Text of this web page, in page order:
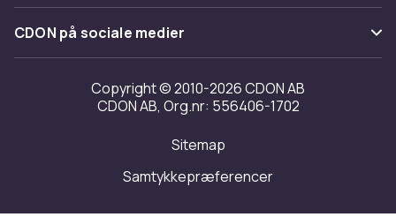
Kundeanmeldelser
Arbejd på CDON
Investor relations
Tilgængelighed
Merchant Help Center
CDON på sociale medier
Copyright © 2010-2026 CDON AB
CDON AB, Org.nr: 556406-1702
Sitemap
Samtykkepræferencer